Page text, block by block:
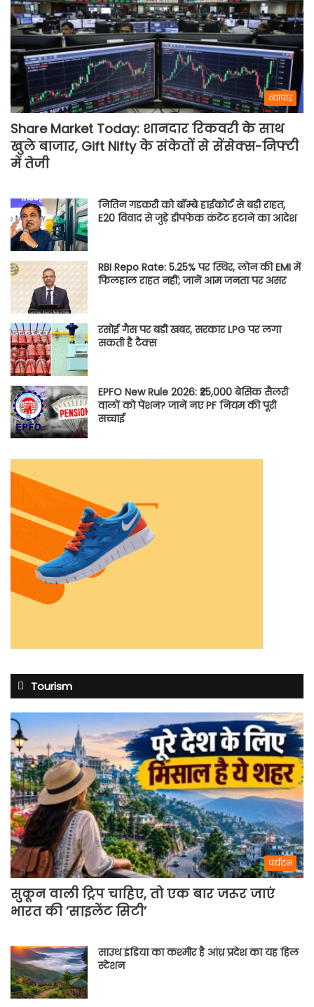
व्यापार
Share Market Today: शानदार रिकवरी के साथ
खुले बाजार, Gift Nifty के संकेतों से सेंसेक्स-निफ्टी
में तेजी
नितिन गडकरी को बॉम्बे हाईकोर्ट से बड़ी राहत,
E20 विवाद से जुड़े डीपफेक कंटेंट हटाने का आदेश
RBI Repo Rate: 5.25% पर स्थिर, लोन की EMI में
फिलहाल राहत नहीं; जानें आम जनता पर असर
रसोई गैस पर बड़ी खबर, सरकार LPG पर लगा
सकती है टैक्स
EPFO New Rule 2026: ₹25,000 बेसिक सैलरी
वालों को पेंशन? जानें नए PF नियम की पूरी
सच्चाई
Tourism
पर्यटन
सुकून वाली ट्रिप चाहिए, तो एक बार जरूर जाएं
भारत की ‘साइलेंट सिटी’
साउथ इंडिया का कश्मीर है आंध्र प्रदेश का यह हिल
स्टेशन